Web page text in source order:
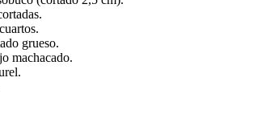
grueso.
machacado.